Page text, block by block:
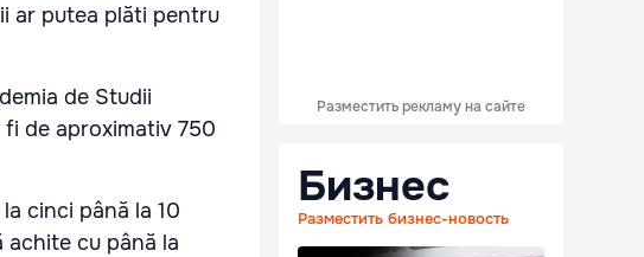
ar putea plăti pentru
de Studii
de aproximativ 750
cinci până la 10
cu până la
Разместить рекламу на сайте
Бизнес
Разместить бизнес-новость